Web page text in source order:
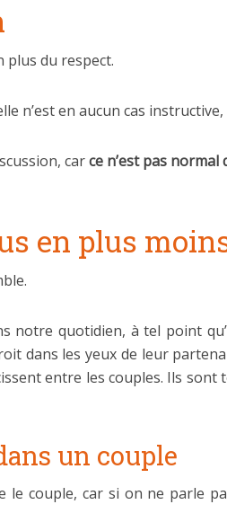
plus du respect.
n’est en aucun cas
carce n’est pas
en plus
notre quotidien, à tel point
dans les yeux de leur
entre les couples. Ils
un couple
couple, car si on ne parle